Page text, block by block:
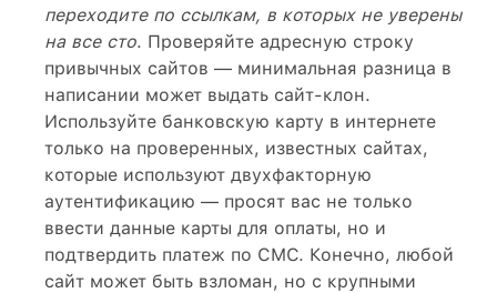
переходите по ссылкам, в которых не уверены
на все сто. Проверяйте адресную строку
привычных сайтов — минимальная разница в
написании может выдать сайт-клон.
Используйте банковскую карту в интернете
только на проверенных, известных сайтах,
которые используют двухфакторную
аутентификацию — просят вас не только
ввести данные карты для оплаты, но и
подтвердить платеж по СМС. Конечно, любой
сайт может быть взломан, но с крупными